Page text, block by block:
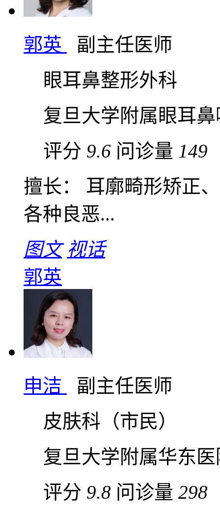
郭英
副主任医师
眼耳鼻整形外科
复旦大学附属眼耳
评分 9.6 问诊量 149
擅长： 耳廓畸形矫正
各种良恶...
图文 视话
郭英
申洁
副主任医师
皮肤科（市民）
复旦大学附属华东医
评分 9.8 问诊量 298